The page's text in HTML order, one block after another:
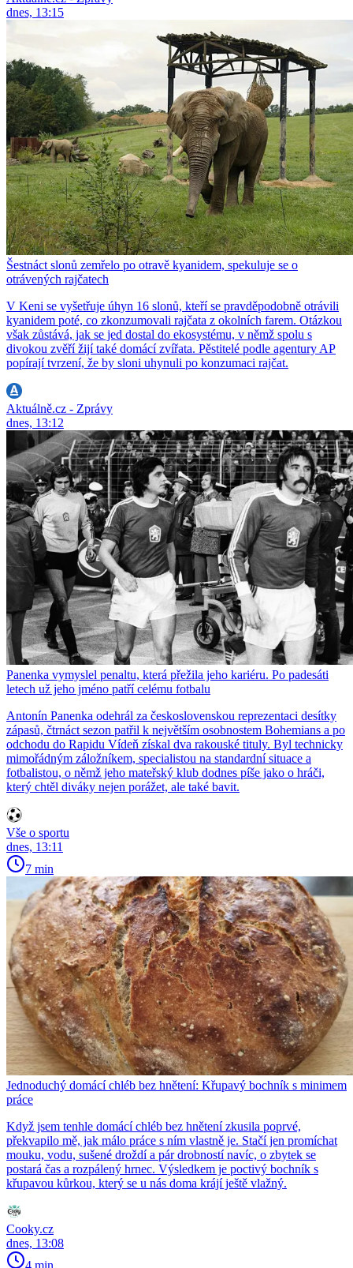
dnes, 13:15
Šestnáct slonů zemřelo po otravě kyanidem, spekuluje se o
otrávených rajčatech
V Keni se vyšetřuje úhyn 16 slonů, kteří se pravděpodobně otrávili
kyanidem poté, co zkonzumovali rajčata z okolních farem. Otázkou
však zůstává, jak se jed dostal do ekosystému, v němž spolu s
divokou zvěří žijí také domácí zvířata. Pěstitelé podle agentury AP
popírají tvrzení, že by sloni uhynuli po konzumaci rajčat.
Aktuálně.cz - Zprávy
dnes, 13:12
Panenka vymyslel penaltu, která přežila jeho kariéru. Po padesáti
letech už jeho jméno patří celému fotbalu
Antonín Panenka odehrál za československou reprezentaci desítky
zápasů, čtrnáct sezon patřil k největším osobnostem Bohemians a po
odchodu do Rapidu Vídeň získal dva rakouské tituly. Byl technicky
mimořádným záložníkem, specialistou na standardní situace a
fotbalistou, o němž jeho mateřský klub dodnes píše jako o hráči,
který chtěl diváky nejen porážet, ale také bavit.
Vše o sportu
dnes, 13:11
7 min
Jednoduchý domácí chléb bez hnětení: Křupavý bochník s minimem
práce
Když jsem tenhle domácí chléb bez hnětení zkusila poprvé,
překvapilo mě, jak málo práce s ním vlastně je. Stačí jen promíchat
mouku, vodu, sušené droždí a pár drobností navíc, o zbytek se
postará čas a rozpálený hrnec. Výsledkem je poctivý bochník s
křupavou kůrkou, který se u nás doma krájí ještě vlažný.
Cooky.cz
dnes, 13:08